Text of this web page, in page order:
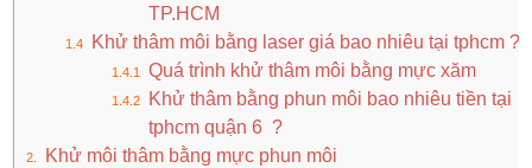
TP.HCM
Khử thâm môi bằng laser giá bao nhiêu tại tphcm ?
Quá trình khử thâm môi bằng mực xăm
Khử thâm bằng phun môi bao nhiêu tiền tại
tphcm quận 6 ?
Khử môi thâm bằng mực phun môi